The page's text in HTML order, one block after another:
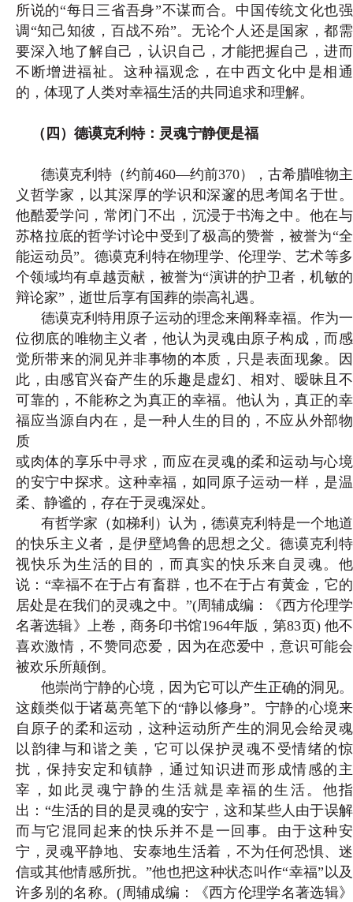
所说的“每日三省吾身”不谋而合。中国传统文化也强
调“知己知彼，百战不殆”。无论个人还是国家，都需
要深入地了解自己，认识自己，才能把握自己，进而
不断增进福祉。这种福观念，在中西文化中是相通
的，体现了人类对幸福生活的共同追求和理解。
（四）德谟克利特：灵魂宁静便是福
德谟克利特（约前460—约前370），古希腊唯物主
义哲学家，以其深厚的学识和深邃的思考闻名于世。
他酷爱学问，常闭门不出，沉浸于书海之中。他在与
苏格拉底的哲学讨论中受到了极高的赞誉，被誉为“全
能运动员”。德谟克利特在物理学、伦理学、艺术等多
个领域均有卓越贡献，被誉为“演讲的护卫者，机敏的
辩论家”，逝世后享有国葬的崇高礼遇。
德谟克利特用原子运动的理念来阐释幸福。作为一
位彻底的唯物主义者，他认为灵魂由原子构成，而感
觉所带来的洞见并非事物的本质，只是表面现象。因
此，由感官兴奋产生的乐趣是虚幻、相对、暧昧且不
可靠的，不能称之为真正的幸福。他认为，真正的幸
福应当源自内在，是一种人生的目的，不应从外部物
质
或肉体的享乐中寻求，而应在灵魂的柔和运动与心境
的安宁中探求。这种幸福，如同原子运动一样，是温
柔、静谧的，存在于灵魂深处。
有哲学家（如梯利）认为，德谟克利特是一个地道
的快乐主义者，是伊壁鸠鲁的思想之父。德谟克利特
视快乐为生活的目的，而真实的快乐来自灵魂。他
说：“幸福不在于占有畜群，也不在于占有黄金，它的
居处是在我们的灵魂之中。”(周辅成编：《西方伦理学
名著选辑》上卷，商务印书馆1964年版，第83页) 他不
喜欢激情，不赞同恋爱，因为在恋爱中，意识可能会
被欢乐所颠倒。
他崇尚宁静的心境，因为它可以产生正确的洞见。
这颇类似于诸葛亮笔下的“静以修身”。宁静的心境来
自原子的柔和运动，这种运动所产生的洞见会给灵魂
以韵律与和谐之美，它可以保护灵魂不受情绪的惊
扰，保持安定和镇静，通过知识进而形成情感的主
宰，如此灵魂宁静的生活就是幸福的生活。他指
出：“生活的目的是灵魂的安宁，这和某些人由于误解
而与它混同起来的快乐并不是一回事。由于这种安
宁，灵魂平静地、安泰地生活着，不为任何恐惧、迷
信或其他情感所扰。”他也把这种状态叫作“幸福”以及
许多别的名称。(周辅成编：《西方伦理学名著选辑》